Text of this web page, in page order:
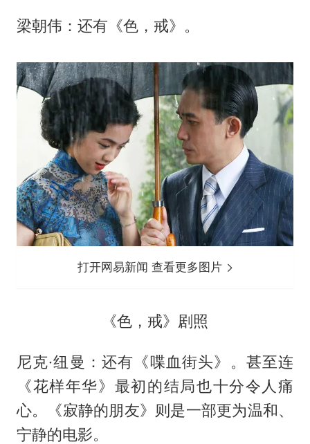
梁朝伟：还有《色，戒》。
打开网易新闻 查看更多图片
《色，戒》剧照
尼克·纽曼：还有《喋血街头》。甚至连
《花样年华》最初的结局也十分令人痛
心。《寂静的朋友》则是一部更为温和、
宁静的电影。